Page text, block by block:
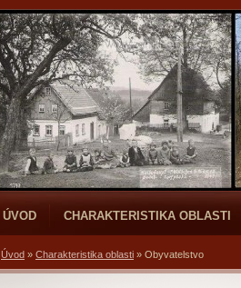
ÚVOD CHARAKTERISTIKA OBLASTI
Úvod » Charakteristika oblasti » Obyvatelstvo